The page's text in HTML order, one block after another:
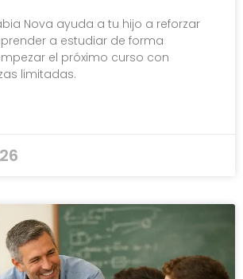
Nova ayuda a tu hijo a reforzar
a estudiar de forma
el próximo curso con
limitadas.